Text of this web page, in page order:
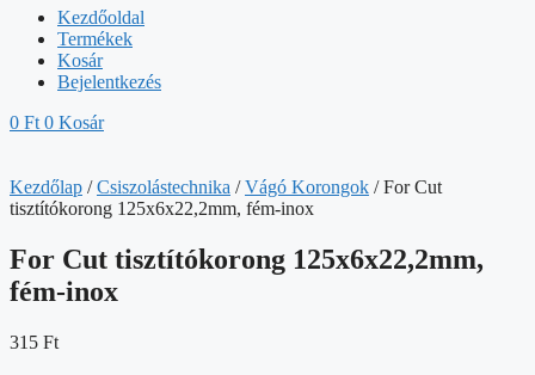
Kezdőoldal
Termékek
Kosár
Bejelentkezés
0 Ft 0 Kosár
Kezdőlap /Csiszolástechnika /Vágó Korongok / For Cut
tisztítókorong 125x6x22,2mm, fém-inox
For Cut tisztítókorong 125x6x22,2mm,
fém-inox
315 Ft